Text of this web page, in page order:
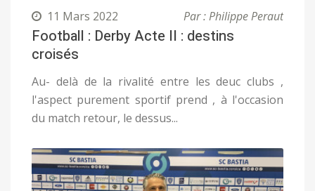
11 Mars 2022 Par : Philippe Peraut
Football : Derby Acte II : destins
croisés
Au- delà de la rivalité entre les deuc clubs ,
l'aspect purement sportif prend , à l'occasion
du match retour, le dessus...